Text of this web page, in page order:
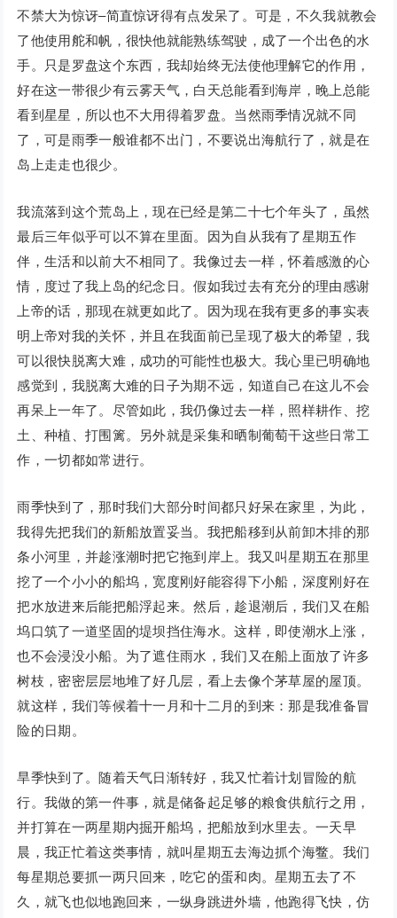
不禁大为惊讶–简直惊讶得有点发呆了。可是，不久我就教会
了他使用舵和帆，很快他就能熟练驾驶，成了一个出色的水
手。只是罗盘这个东西，我却始终无法使他理解它的作用，
好在这一带很少有云雾天气，白天总能看到海岸，晚上总能
看到星星，所以也不大用得着罗盘。当然雨季情况就不同
了，可是雨季一般谁都不出门，不要说出海航行了，就是在
岛上走走也很少。
我流落到这个荒岛上，现在已经是第二十七个年头了，虽然
最后三年似乎可以不算在里面。因为自从我有了星期五作
伴，生活和以前大不相同了。我像过去一样，怀着感激的心
情，度过了我上岛的纪念日。假如我过去有充分的理由感谢
上帝的话，那现在就更如此了。因为现在我有更多的事实表
明上帝对我的关怀，并且在我面前已呈现了极大的希望，我
可以很快脱离大难，成功的可能性也极大。我心里已明确地
感觉到，我脱离大难的日子为期不远，知道自己在这儿不会
再呆上一年了。尽管如此，我仍像过去一样，照样耕作、挖
土、种植、打围篱。另外就是采集和晒制葡萄干这些日常工
作，一切都如常进行。
雨季快到了，那时我们大部分时间都只好呆在家里，为此，
我得先把我们的新船放置妥当。我把船移到从前卸木排的那
条小河里，并趁涨潮时把它拖到岸上。我又叫星期五在那里
挖了一个小小的船坞，宽度刚好能容得下小船，深度刚好在
把水放进来后能把船浮起来。然后，趁退潮后，我们又在船
坞口筑了一道坚固的堤坝挡住海水。这样，即使潮水上涨，
也不会浸没小船。为了遮住雨水，我们又在船上面放了许多
树枝，密密层层地堆了好几层，看上去像个茅草屋的屋顶。
就这样，我们等候着十一月和十二月的到来：那是我准备冒
险的日期。
旱季快到了。随着天气日渐转好，我又忙着计划冒险的航
行。我做的第一件事，就是储备起足够的粮食供航行之用，
并打算在一两星期内掘开船坞，把船放到水里去。一天早
晨，我正忙着这类事情，就叫星期五去海边抓个海鳖。我们
每星期总要抓一两只回来，吃它的蛋和肉。星期五去了不
久，就飞也似地跑回来，一纵身跳进外墙，他跑得飞快，仿